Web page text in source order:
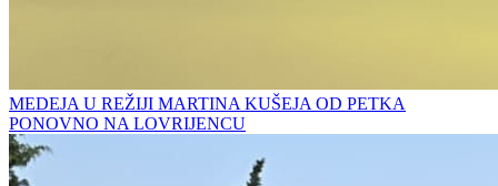
MEDEJA U REŽIJI MARTINA KUŠEJA OD PETKA
PONOVNO NA LOVRIJENCU